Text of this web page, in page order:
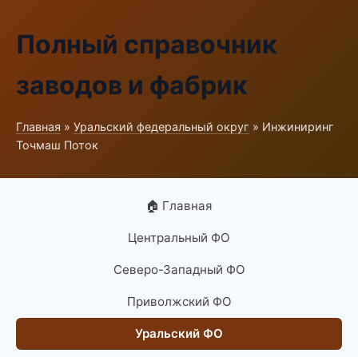
Полный справочник
заводов и фабрик
Главная » Уральский федеральный округ » Инжиниринг
Точмаш Поток
🏠 Главная
Центральный ФО
Северо-Западный ФО
Приволжский ФО
Уральский ФО